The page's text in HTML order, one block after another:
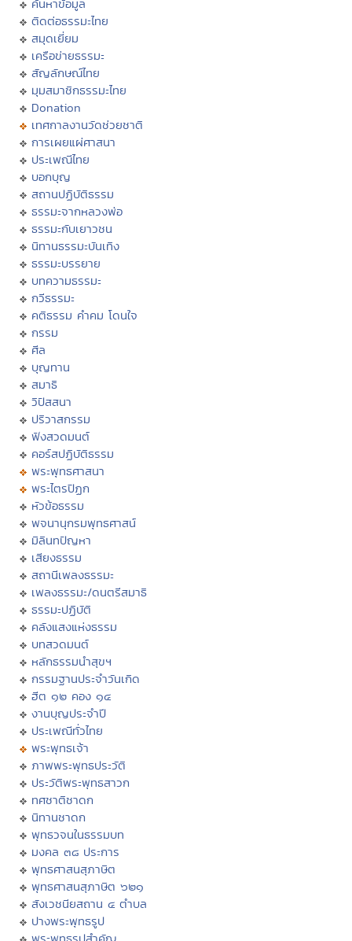
ค้นหาข้อมูล
ติดต่อธรรมะไทย
สมุดเยี่ยม
เครือข่ายธรรมะ
สัญลักษณ์ไทย
มุมสมาชิกธรรมะไทย
Donation
เทศกาลงานวัดช่วยชาติ
การเผยแผ่ศาสนา
ประเพณีไทย
บอกบุญ
สถานปฏิบัติธรรม
ธรรมะจากหลวงพ่อ
ธรรมะกับเยาวชน
นิทานธรรมะบันเทิง
ธรรมะบรรยาย
บทความธรรมะ
กวีธรรมะ
คติธรรม คำคม โดนใจ
กรรม
ศีล
บุญทาน
สมาธิ
วิปัสสนา
ปริวาสกรรม
ฟังสวดมนต์
คอร์สปฏิบัติธรรม
พระพุทธศาสนา
พระไตรปิฏก
หัวข้อธรรม
พจนานุกรมพุทธศาสน์
มิลินทปัญหา
เสียงธรรม
สถานีเพลงธรรมะ
เพลงธรรมะ/ดนตรีสมาธิ
ธรรมะปฏิบัติ
คลังแสงแห่งธรรม
บทสวดมนต์
หลักธรรมนำสุขฯ
กรรมฐานประจำวันเกิด
ฮีต ๑๒ คอง ๑๔
งานบุญประจำปี
ประเพณีทั่วไทย
พระพุทธเจ้า
ภาพพระพุทธประวัติ
ประวัติพระพุทธสาวก
ทศชาติชาดก
นิทานชาดก
พุทธวจนในธรรมบท
มงคล ๓๘ ประการ
พุทธศาสนสุภาษิต
พุทธศาสนสุภาษิต ๖๒๑
สังเวชนียสถาน ๔ ตำบล
ปางพระพุทธรูป